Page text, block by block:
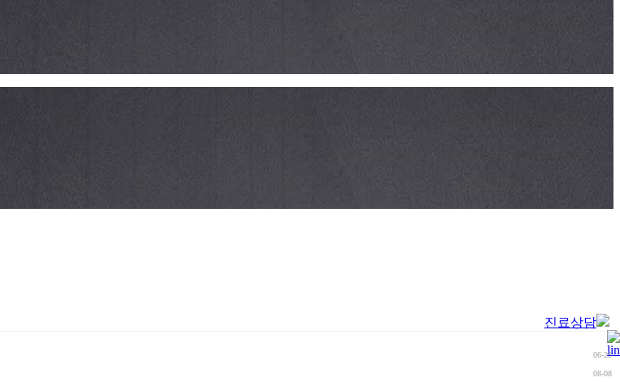
06-25
08-08
진료상담